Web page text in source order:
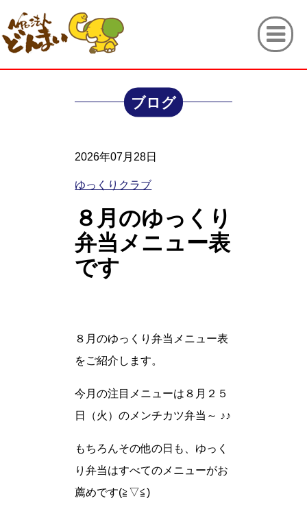
ブログ
2026年07月28日
ゆっくりクラブ
８月のゆっくり
弁当メニュー表
です
８月のゆっくり弁当メニュー表
をご紹介します。
今月の注目メニューは８月２５
日（火）のメンチカツ弁当～ ♪♪
もちろんその他の日も、ゆっく
り弁当はすべてのメニューがお
薦めです(≧▽≦)